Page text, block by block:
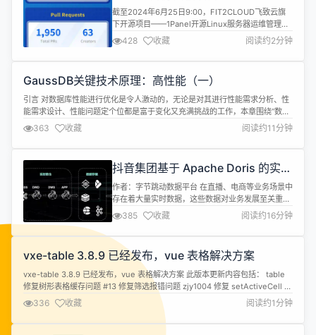
随着行业...
数量突破 20,000！
截至2024年6月25日9:00，FIT2CLOUD飞致云旗
下开源项目——1Panel开源Linux服务器运维管理面
板GitHub Star数超过20,000个！ 继Halo和
JumpServer之后，1Panel成为飞致云旗下第三个
GitHub Star数量超过20,000个的开源项目，也是飞
项...
428 收藏 阅读约2分钟
GaussDB关键技术原理：高性能（一）
引言 对数据库性能进行优化是令人激动的，无论是对其进行性能需求分析、性
能需求设计、性能问题定个位都是富于变化又充满挑战的工作，本章围绕“数据
库性能”进行全面系统化的介绍，首先从数据库在现代软件栈中所处的位置出
发，介绍数据库系统性能、涉及的人员、所做的事情、分析的视角以及面临的
挑战；其次，以GaussDB样板对数据库查询处理的主要流程进行详细介绍，帮
助大家理解...
363 收藏 阅读约11分钟
抖音集团基于 Apache Doris 的实时
数据仓库实践
作者：字节跳动数据平台 在直播、电商等业务场景中
存在着大量实时数据，这些数据对业务发展至关重
要。而在处理实时数据时，我们也遇到了诸多挑战，
比如实时数据开发门槛高、运维成本高以及资源浪费
等。 此外，实时数据处理比离线数据更复杂，需要应
对多流 JOIN、维度表变化等技术难题，并确保系统
的稳定性和数据的准确性。本文将分享基于 Apache
Doris 的实时数仓架...
385 收藏 阅读约16分钟
vxe-table 3.8.9 已经发布，vue 表格解决方案
vxe-table 3.8.9 已经发布，vue 表格解决方案 此版本更新内容包括： table
修复树形表格缓存问题 #13 修复筛选报错问题 zjy1004 修复 setActiveCell 无
效问题 增加方法 getParams 增加参数 custom-config.restoreStore 增加参
数 custom-config.updateStore...
336 收藏 阅读约1分钟